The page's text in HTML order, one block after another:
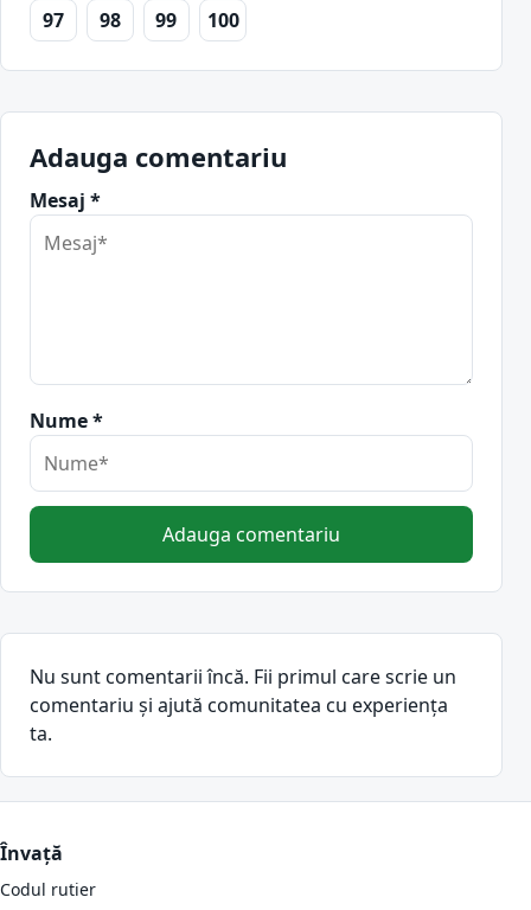
97
98 99 100
Adauga comentariu
Mesaj *
Nume *
Adauga comentariu
Nu sunt comentarii încă. Fii primul care scrie un
comentariu și ajută comunitatea cu experiența
ta.
Învață
Codul rutier